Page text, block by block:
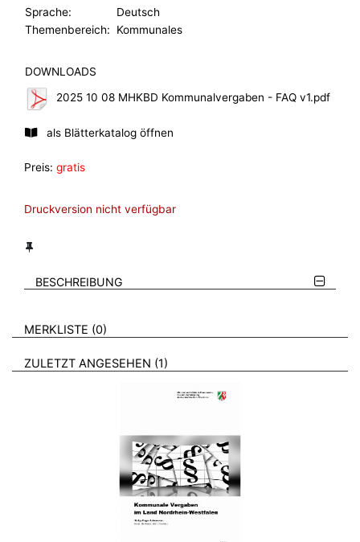
Sprache:
Deutsch
Themenbereich:
Kommunales
DOWNLOADS
2025 10 08 MHKBD Kommunalvergaben - FAQ v1.pdf
als Blätterkatalog öffnen
Preis: gratis
Druckversion nicht verfügbar
BESCHREIBUNG
VERWEISE AUF VERMERKTE- ODER ZULETZT ANGESEHENE
MERKLISTE 0 BROSCHÜREN
ZULETZT ANGESEHEN 1 BROSCHÜREN